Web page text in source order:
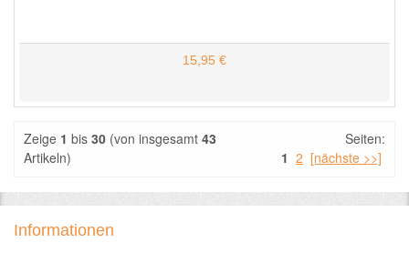
15,95 €
Zeige 1 bis 30 (von insgesamt 43
Artikeln)
Seiten:
1 2 [nächste >>]
Informationen